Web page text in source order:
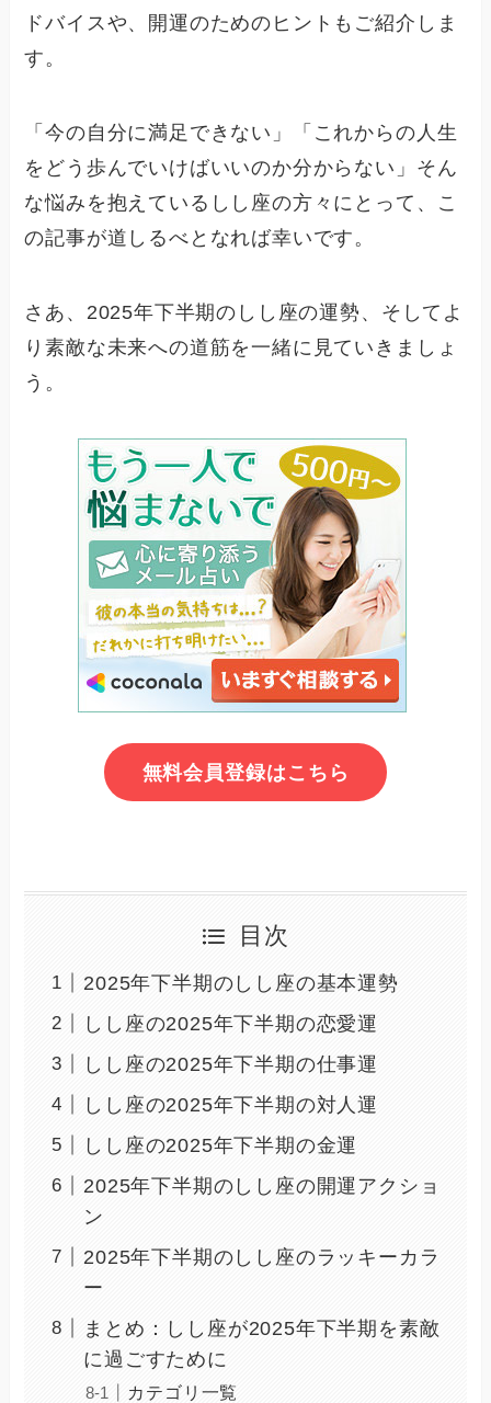
ドバイスや、開運のためのヒントもご紹介しま
す。
「今の自分に満足できない」「これからの人生
をどう歩んでいけばいいのか分からない」そん
な悩みを抱えているしし座の方々にとって、こ
の記事が道しるべとなれば幸いです。
さあ、2025年下半期のしし座の運勢、そしてよ
り素敵な未来への道筋を一緒に見ていきましょ
う。
無料会員登録はこちら
目次
2025年下半期のしし座の基本運勢
しし座の2025年下半期の恋愛運
しし座の2025年下半期の仕事運
しし座の2025年下半期の対人運
しし座の2025年下半期の金運
2025年下半期のしし座の開運アクショ
ン
2025年下半期のしし座のラッキーカラ
ー
まとめ：しし座が2025年下半期を素敵
に過ごすために
カテゴリ一覧